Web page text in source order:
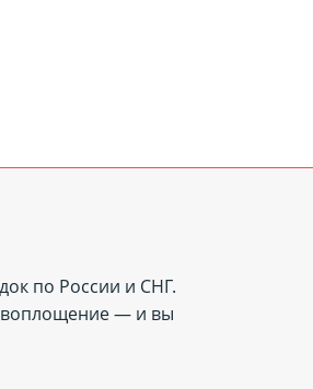
по России и СНГ.
воплощение — и вы